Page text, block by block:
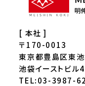
[ 本社 ]
〒170-0013
東京都豊島区東
池袋イーストビル
TEL:03-3987-